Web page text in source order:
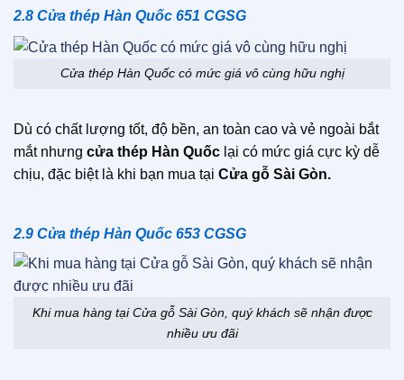
2.8 Cửa thép Hàn Quốc 651 CGSG
Cửa thép Hàn Quốc có mức giá vô cùng hữu nghị
Dù có chất lượng tốt, độ bền, an toàn cao và vẻ ngoài bắt
mắt nhưng cửa thép Hàn Quốc lại có mức giá cực kỳ dễ
chịu, đặc biệt là khi bạn mua tại Cửa gỗ Sài Gòn.
2.9 Cửa thép Hàn Quốc 653 CGSG
Khi mua hàng tại Cửa gỗ Sài Gòn, quý khách sẽ nhận được
nhiều ưu đãi